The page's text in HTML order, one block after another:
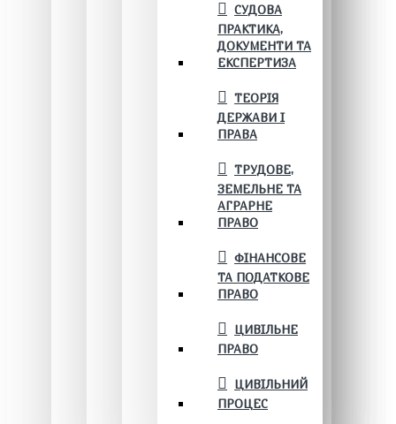
СУДОВА
ПРАКТИКА,
ДОКУМЕНТИ ТА
ЕКСПЕРТИЗА
ТЕОРІЯ
ДЕРЖАВИ І
ПРАВА
ТРУДОВЕ,
ЗЕМЕЛЬНЕ ТА
АГРАРНЕ
ПРАВО
ФІНАНСОВЕ
ТА ПОДАТКОВЕ
ПРАВО
ЦИВІЛЬНЕ
ПРАВО
ЦИВІЛЬНИЙ
ПРОЦЕС